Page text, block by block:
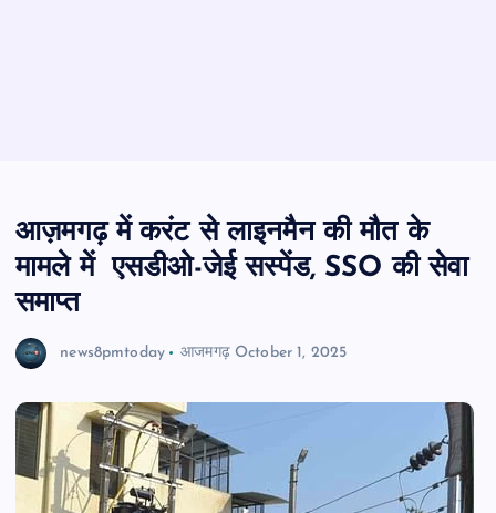
आज़मगढ़ में करंट से लाइनमैन की मौत के
मामले में एसडीओ-जेई सस्पेंड, SSO की सेवा
समाप्त
news8pmtoday आजमगढ़ October 1, 2025